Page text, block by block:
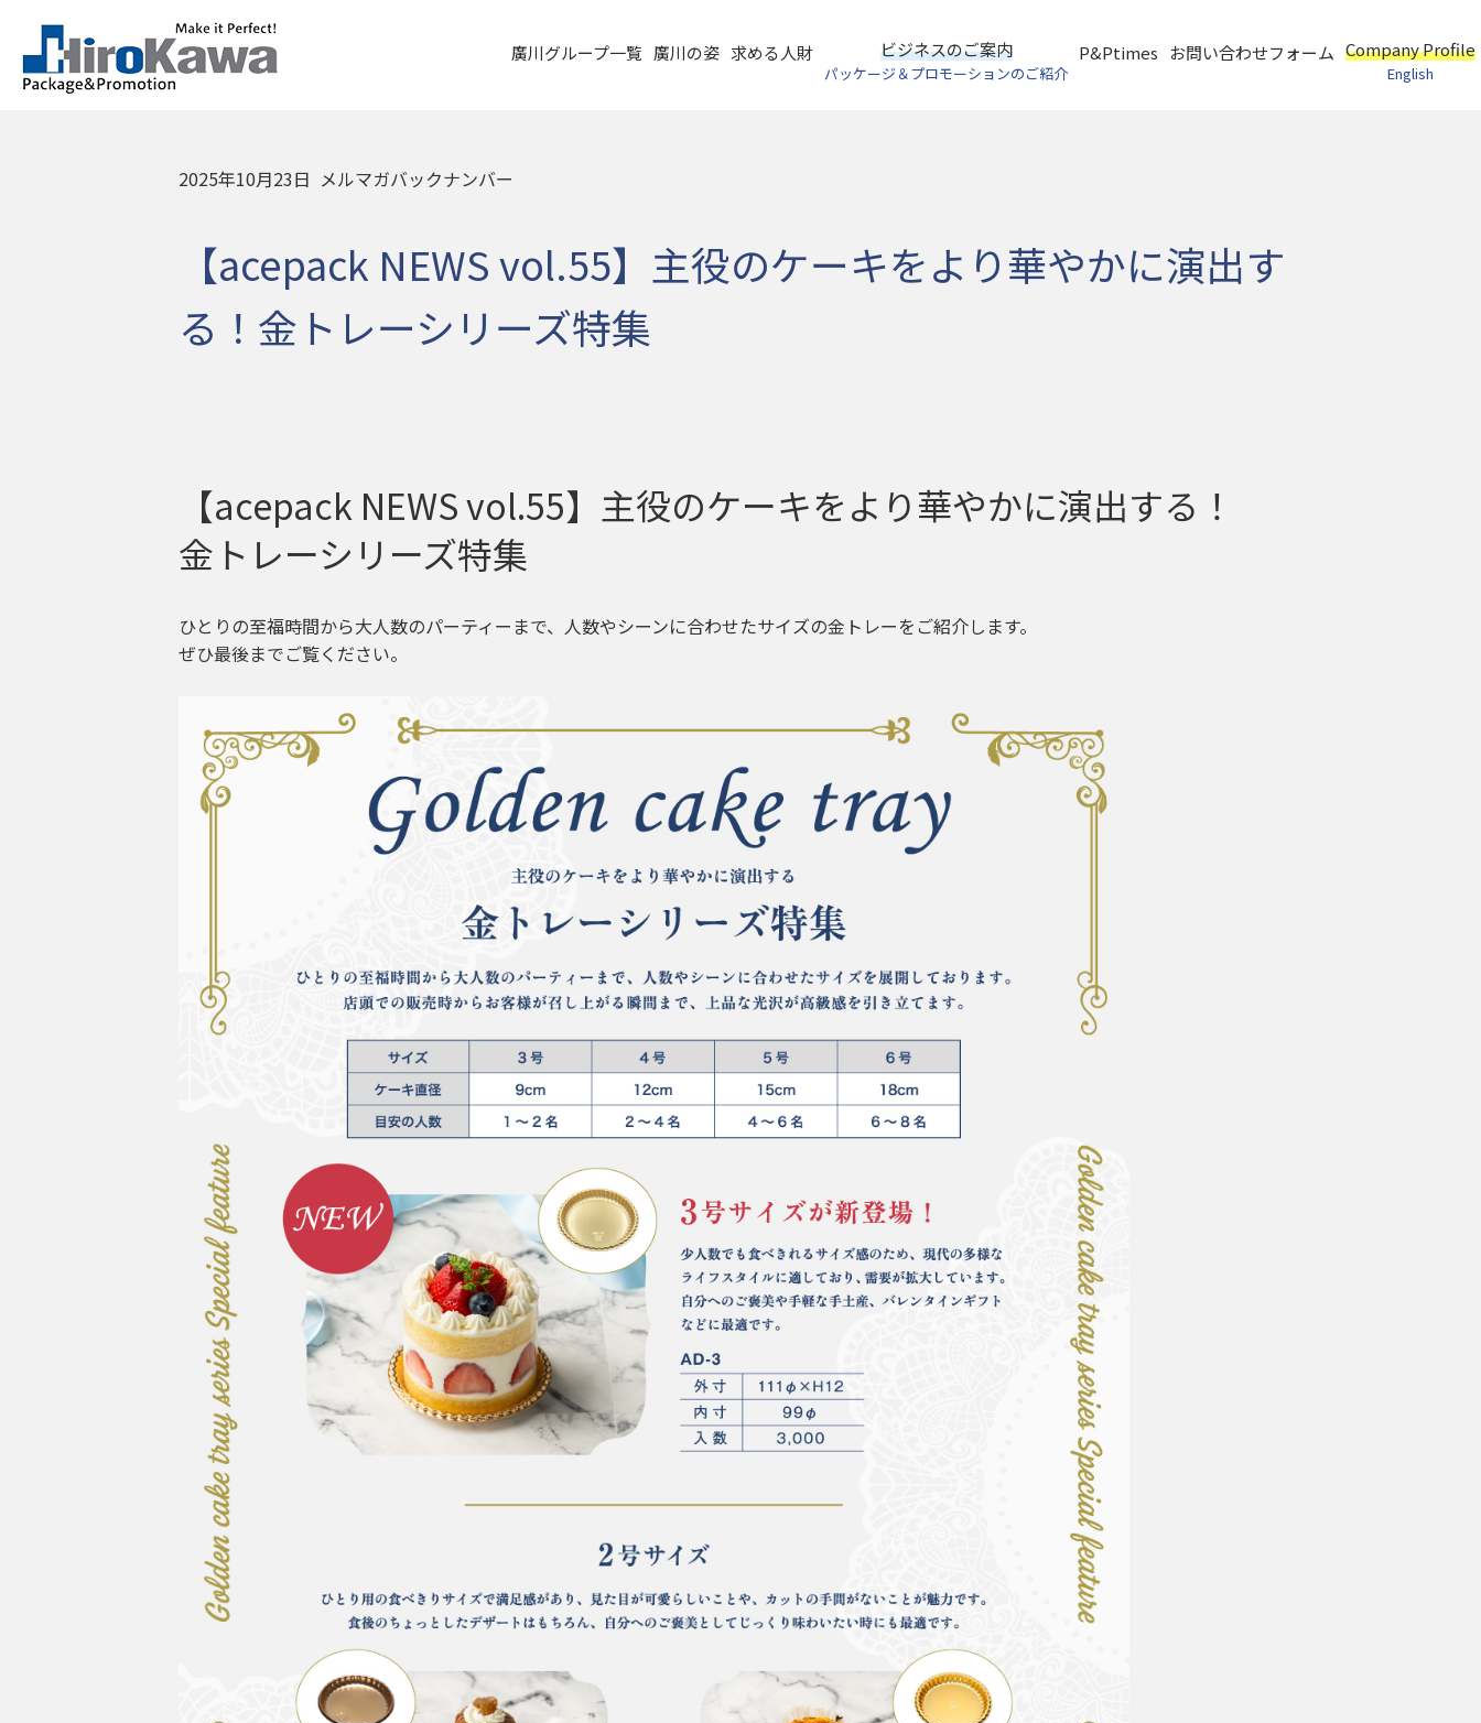
廣川グループ一覧 廣川の姿 求める人財 ビジネスのご案内
パッケージ＆プロモーションのご紹介
P&Ptimes お問い合わせフォーム Company Profile
English
2025年10月23日 メルマガバックナンバー
【acepack NEWS vol.55】主役のケーキをより華やかに演出す
る！金トレーシリーズ特集
【acepack NEWS vol.55】主役のケーキをより華やかに演出する！
金トレーシリーズ特集
ひとりの至福時間から大人数のパーティーまで、人数やシーンに合わせたサイズの金トレーをご紹介します。
ぜひ最後までご覧ください。